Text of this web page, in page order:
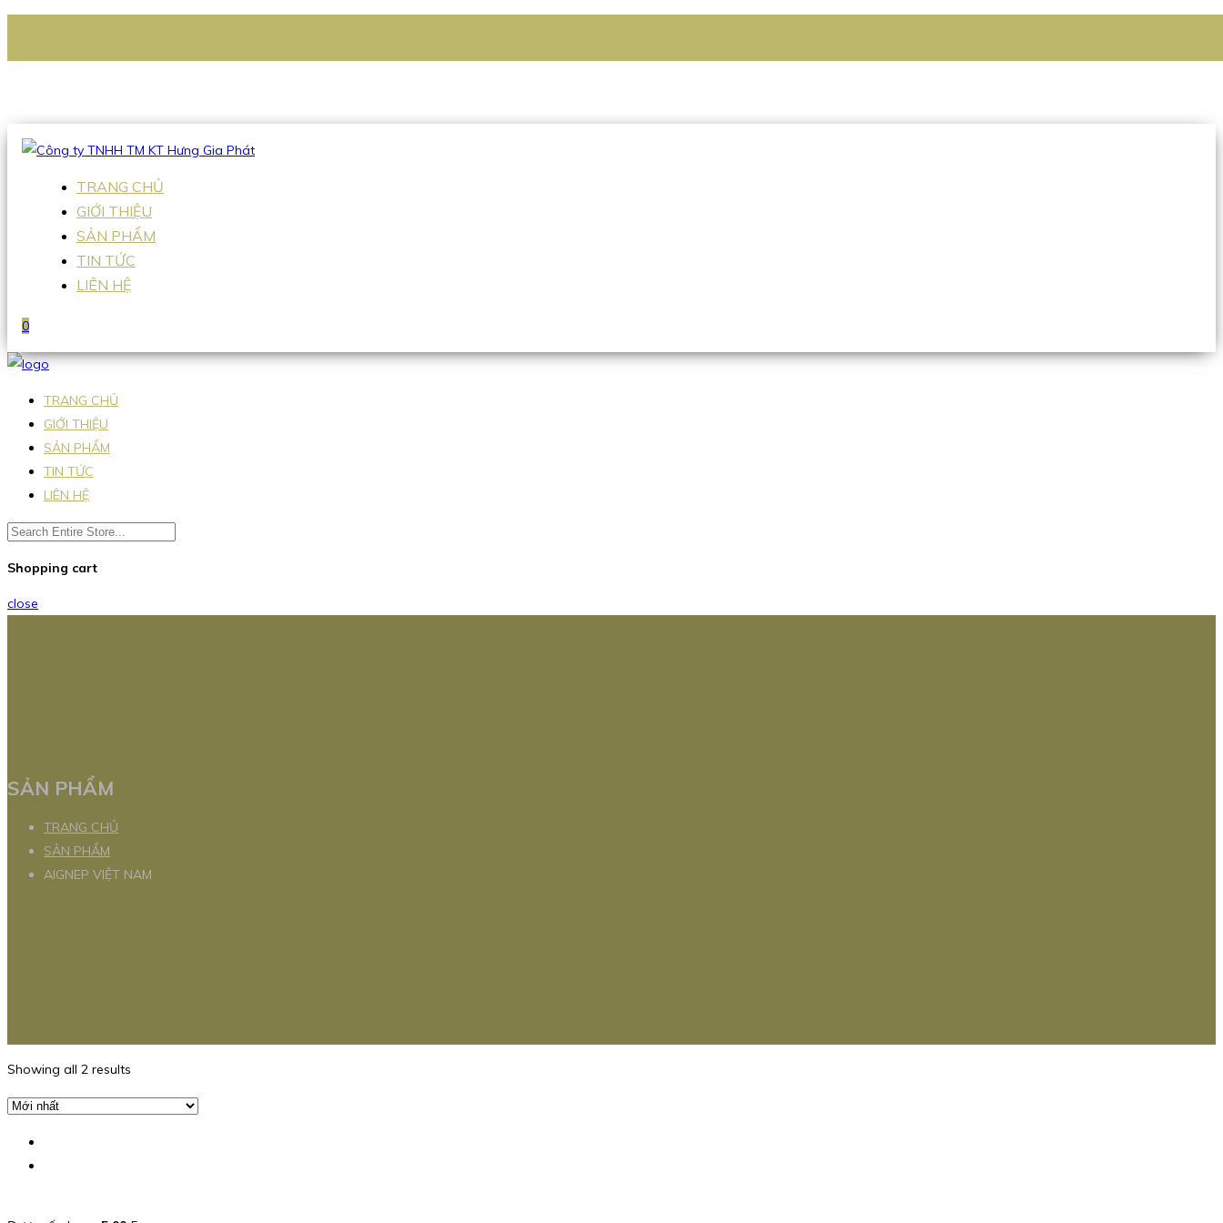
Hotline:0938 336 079
TRANG CHỦ
GIỚI THIỆU
SẢN PHẨM
TIN TỨC
LIÊN HỆ
0
TRANG CHỦ
GIỚI THIỆU
SẢN PHẨM
TIN TỨC
LIÊN HỆ
Shopping cart
close
SẢN PHẨM
TRANG CHỦ
SẢN PHẨM
AIGNEP VIỆT NAM
Showing all 2 results